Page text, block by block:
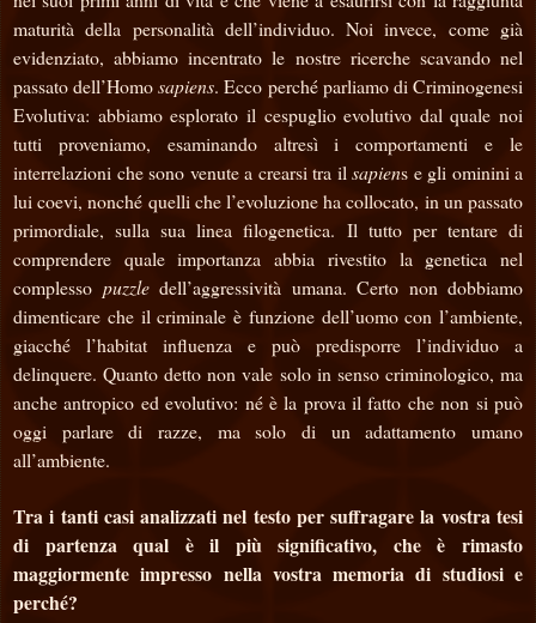
maturità della personalità dell’individuo. Noi invece, come già
evidenziato, abbiamo incentrato le nostre ricerche scavando nel
passato dell’Homosapiens. Ecco perché parliamo di Criminogenesi
Evolutiva: abbiamo esplorato il cespuglio evolutivo dal quale noi
tutti proveniamo, esaminando altresì i comportamenti e le
interrelazioni che sono venute a crearsi tra il sapiens e gli ominini a
lui coevi, nonché quelli che l’evoluzione ha collocato, in un passato
primordiale, sulla sua linea filogenetica. Il tutto per tentare di
comprendere quale importanza abbia rivestito la genetica nel
complesso puzzledell’aggressività umana. Certo non dobbiamo
dimenticare che il criminale è funzione dell’uomo con l’ambiente,
giacché l’habitat influenza e può predisporre l’individuo a
delinquere. Quanto detto non vale solo in senso criminologico, ma
anche antropico ed evolutivo: né è la prova il fatto che non si può
oggi parlare di razze, ma solo di un adattamento umano
all’ambiente.
Tra i tanti casi analizzati nel testo per suffragare la vostra tesi
di partenza qual è il più significativo, che è rimasto
maggiormente impresso nella vostra memoria di studiosi e
perché?